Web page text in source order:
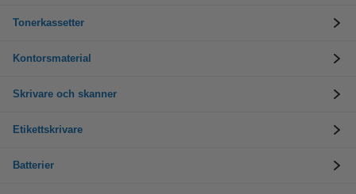
Tonerkassetter
Kontorsmaterial
Skrivare och skanner
Etikettskrivare
Batterier